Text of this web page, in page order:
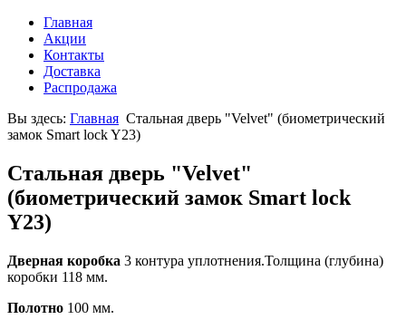
Главная
Акции
Контакты
Доставка
Распродажа
Вы здесь: Главная Стальная дверь "Velvet" (биометрический
замок Smart lock Y23)
Стальная дверь "Velvet"
(биометрический замок Smart lock
Y23)
Дверная коробка 3 контура уплотнения.Толщина (глубина)
коробки 118 мм.
Полотно 100 мм.